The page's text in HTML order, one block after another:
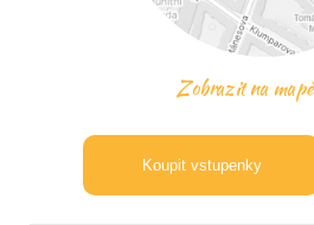
Zobrazit na mapě
Koupit vstupenky